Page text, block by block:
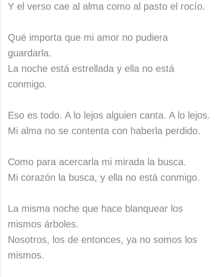
Y el verso cae al alma como al pasto el rocío.
Qué importa que mi amor no pudiera
guardarla.
La noche está estrellada y ella no está
conmigo.
Eso es todo. A lo lejos alguien canta. A lo lejos.
Mi alma no se contenta con haberla perdido.
Como para acercarla mi mirada la busca.
Mi corazón la busca, y ella no está conmigo.
La misma noche que hace blanquear los
mismos árboles.
Nosotros, los de entonces, ya no somos los
mismos.